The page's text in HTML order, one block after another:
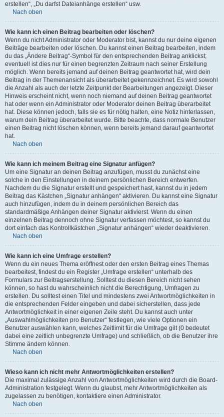
erstellen“, „Du darfst Dateianhänge erstellen“ usw.
Nach oben
Wie kann ich einen Beitrag bearbeiten oder löschen?
Wenn du nicht Administrator oder Moderator bist, kannst du nur deine eigenen
Beiträge bearbeiten oder löschen. Du kannst einen Beitrag bearbeiten, indem
du das „Ändere Beitrag“-Symbol für den entsprechenden Beitrag anklickst;
eventuell ist dies nur für einen begrenzten Zeitraum nach seiner Erstellung
möglich. Wenn bereits jemand auf deinen Beitrag geantwortet hat, wird dein
Beitrag in der Themenansicht als überarbeitet gekennzeichnet. Es wird sowohl
die Anzahl als auch der letzte Zeitpunkt der Bearbeitungen angezeigt. Dieser
Hinweis erscheint nicht, wenn noch niemand auf deinen Beitrag geantwortet
hat oder wenn ein Administrator oder Moderator deinen Beitrag überarbeitet
hat. Diese können jedoch, falls sie es für nötig halten, eine Notiz hinterlassen,
warum dein Beitrag überarbeitet wurde. Bitte beachte, dass normale Benutzer
einen Beitrag nicht löschen können, wenn bereits jemand darauf geantwortet
hat.
Nach oben
Wie kann ich meinem Beitrag eine Signatur anfügen?
Um eine Signatur an deinen Beitrag anzufügen, musst du zunächst eine
solche in den Einstellungen in deinem persönlichen Bereich entwerfen.
Nachdem du die Signatur erstellt und gespeichert hast, kannst du in jedem
Beitrag das Kästchen „Signatur anhängen“ aktivieren. Du kannst eine Signatur
auch hinzufügen, indem du in deinem persönlichen Bereich das
standardmäßige Anhängen deiner Signatur aktivierst. Wenn du einen
einzelnen Beitrag dennoch ohne Signatur verfassen möchtest, so kannst du
dort einfach das Kontrollkästchen „Signatur anhängen“ wieder deaktivieren.
Nach oben
Wie kann ich eine Umfrage erstellen?
Wenn du ein neues Thema eröffnest oder den ersten Beitrag eines Themas
bearbeitest, findest du ein Register „Umfrage erstellen“ unterhalb des
Formulars zur Beitragserstellung. Solltest du diesen Bereich nicht sehen
können, so hast du wahrscheinlich nicht die Berechtigung, Umfragen zu
erstellen. Du solltest einen Titel und mindestens zwei Antwortmöglichkeiten in
die entsprechenden Felder eingeben und dabei sicherstellen, dass jede
Antwortmöglichkeit in einer eigenen Zeile steht. Du kannst auch unter
„Auswahlmöglichkeiten pro Benutzer“ festlegen, wie viele Optionen ein
Benutzer auswählen kann, welches Zeitlimit für die Umfrage gilt (0 bedeutet
dabei eine zeitlich unbegrenzte Umfrage) und schließlich, ob die Benutzer ihre
Stimme ändern können.
Nach oben
Wieso kann ich nicht mehr Antwortmöglichkeiten erstellen?
Die maximal zulässige Anzahl von Antwortmöglichkeiten wird durch die Board-
Administration festgelegt. Wenn du glaubst, mehr Antwortmöglichkeiten als
zugelassen zu benötigen, kontaktiere einen Administrator.
Nach oben